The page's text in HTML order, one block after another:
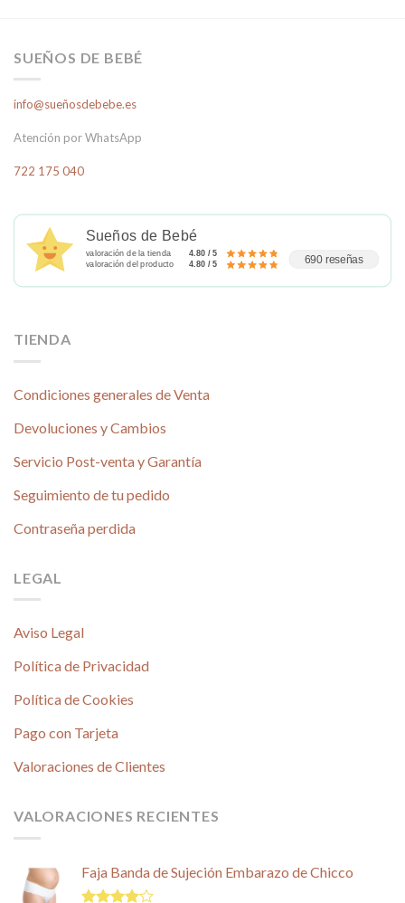
SUEÑOS DE BEBÉ
info@sueñosdebebe.es
Atención por WhatsApp
722 175 040
Sueños de Bebé
valoración de la tienda
4.80 / 5
valoración del producto
4.80 / 5 690 reseñas
TIENDA
Condiciones generales de Venta
Devoluciones y Cambios
Servicio Post-venta y Garantía
Seguimiento de tu pedido
Contraseña perdida
LEGAL
Aviso Legal
Política de Privacidad
Política de Cookies
Pago con Tarjeta
Valoraciones de Clientes
VALORACIONES RECIENTES
Faja Banda de Sujeción Embarazo de Chicco